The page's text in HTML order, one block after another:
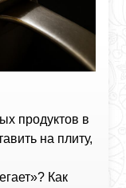
продуктов в
на плиту,
Как